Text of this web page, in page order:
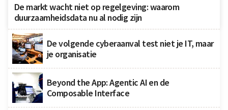
De markt wacht niet op regelgeving: waarom
duurzaamheidsdata nu al nodig zijn
De volgende cyberaanval test niet je IT, maar
je organisatie
Beyond the App: Agentic AI en de
Composable Interface